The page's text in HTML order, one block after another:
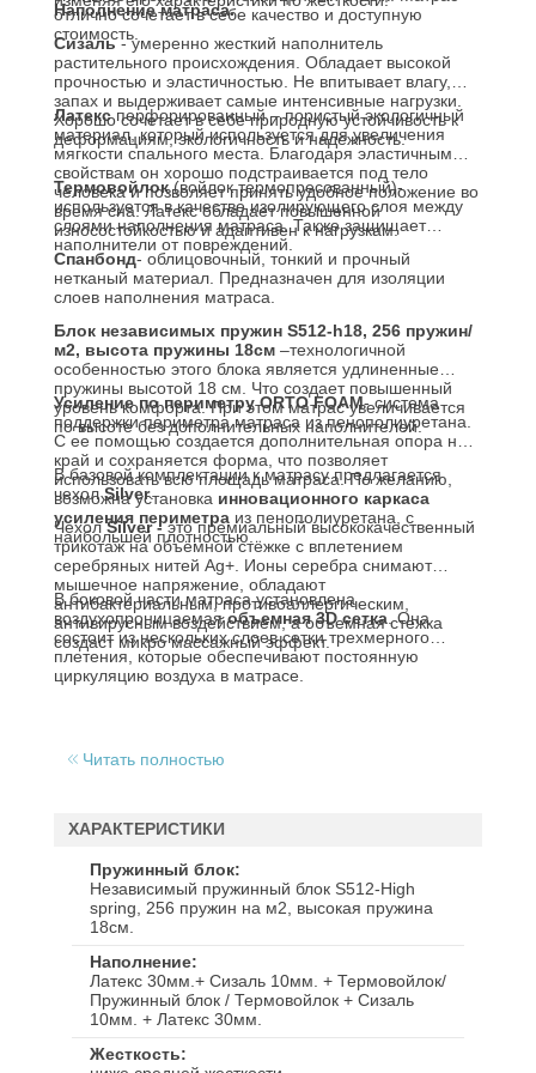
отлично сочетает в себе качество и доступную
стоимость.
Наполнение матраса.
Сизаль- умеренно жесткий наполнитель
растительного происхождения. Обладает высокой
прочностью и эластичностью. Не впитывает влагу,
запах и выдерживает самые интенсивные нагрузки.
Хорошо сочетает в себе природную устойчивость к
деформациям, экологичность и надежность.
Латексперфорированный – пористый экологичный
материал, который используется для увеличения
мягкости спального места. Благодаря эластичным
свойствам он хорошо подстраивается под тело
человека и позволяет принять удобное положение во
время сна. Латекс обладает повышенной
износостойкостью и адаптивен к нагрузкам.
Термовойлок(войлок термопресованный)-
используется в качестве изолирующего слоя между
слоями наполнения матраса. Также защищает
наполнители от повреждений.
Спанбонд- облицовочный, тонкий и прочный
нетканый материал. Предназначен для изоляции
слоев наполнения матраса.
Блок независимых пружин S512-h18, 256 пружин/
м2, высота пружины 18см –технологичной
особенностью этого блока является удлиненные
пружины высотой 18 см. Что создает повышенный
уровень комфорта. При этом матрас увеличивается
по высоте без дополнительных наполнителей.
Усиление по периметру ORTO FOAM- система
поддержки периметра матраса из пенополиуретана.
С ее помощью создается дополнительная опора на
край и сохраняется форма, что позволяет
использовать всю площадь матраса. По желанию,
возможна установка инновационного каркаса
усиления периметра
наибольшей плотностью.
В базовой комплектации к матрасу предлагается
чехолSilver.
ЧехолSilver -это премиальный высококачественный
трикотаж на объёмной стёжке с вплетением
серебряных нитей Ag+. Ионы серебра снимают
мышечное напряжение, обладают
антибактериальным, противоаллергическим,
антивирусным воздействием, а объемная стежка
создаст микро массажный эффект.
В боковой части матраса установлена
воздухопроницаемаяобъемная 3D сетка . Она
состоит из нескольких слоев сетки трехмерного
плетения, которые обеспечивают постоянную
циркуляцию воздуха в матрасе.
Читать полностью
ХАРАКТЕРИСТИКИ
Пружинный блок
Независимый пружинный блок S512-High
spring, 256 пружин на м2, высокая пружина
18см.
Наполнение
Латекс 30мм.+ Сизаль 10мм. + Термовойлок/
Пружинный блок / Термовойлок + Сизаль
10мм. + Латекс 30мм.
Жесткость